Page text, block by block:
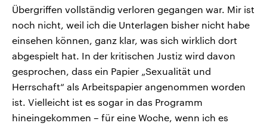
Übergriffen vollständig verloren gegangen war. Mir ist
noch nicht, weil ich die Unterlagen bisher nicht habe
einsehen können, ganz klar, was sich wirklich dort
abgespielt hat. In der kritischen Justiz wird davon
gesprochen, dass ein Papier „Sexualität und
Herrschaft“ als Arbeitspapier angenommen worden
ist. Vielleicht ist es sogar in das Programm
hineingekommen – für eine Woche, wenn ich es